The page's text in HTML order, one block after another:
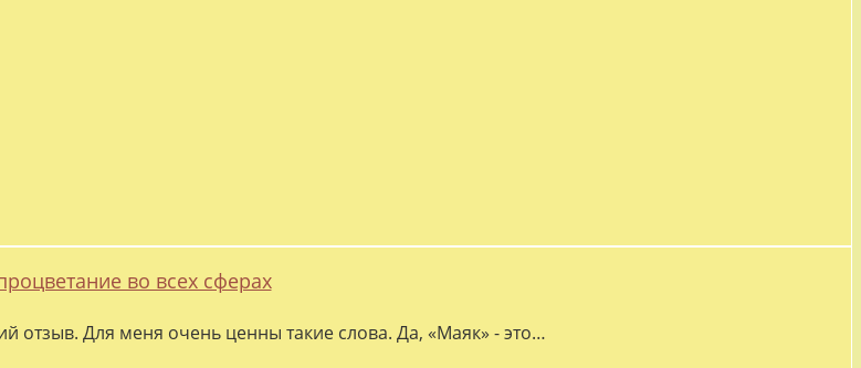
во всех сферах
отзыв. Для меня очень ценны такие слова. Да, «Маяк» - это…